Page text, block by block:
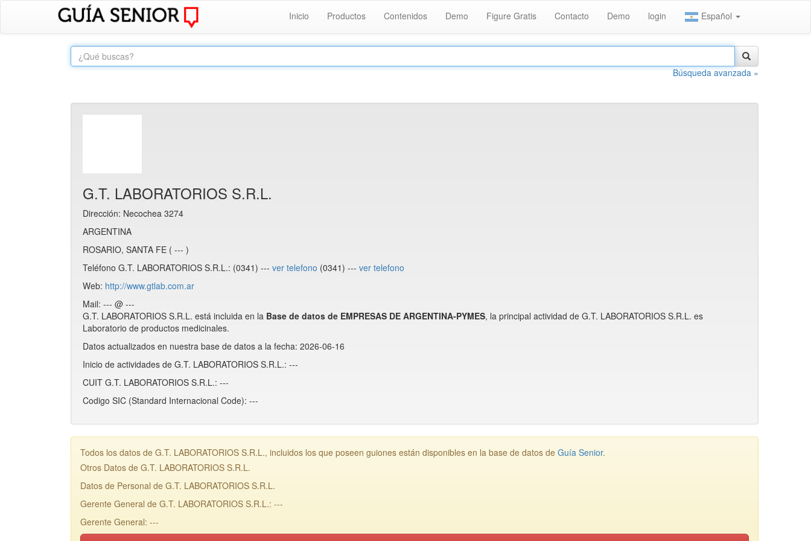
Inicio Productos Contenidos Demo Figure Gratis Contacto Demo login Español
Búsqueda avanzada »
G.T. LABORATORIOS S.R.L.
Dirección: Necochea 3274
ARGENTINA
ROSARIO, SANTA FE ( --- )
Teléfono G.T. LABORATORIOS S.R.L.: (0341) --- ver telefono (0341) --- ver telefono
Web: http://www.gtlab.com.ar
Mail: --- @ ---
G.T. LABORATORIOS S.R.L. está incluida en la Base de datos de EMPRESAS DE ARGENTINA-PYMES, la principal actividad de G.T. LABORATORIOS S.R.L. es
Laboratorio de productos medicinales.
Datos actualizados en nuestra base de datos a la fecha: 2026-06-16
Inicio de actividades de G.T. LABORATORIOS S.R.L.: ---
CUIT G.T. LABORATORIOS S.R.L.: ---
Codigo SIC (Standard Internacional Code): ---
Todos los datos de G.T. LABORATORIOS S.R.L., incluidos los que poseen guiones están disponibles en la base de datos de Guía Senior.
Otros Datos de G.T. LABORATORIOS S.R.L.
Datos de Personal de G.T. LABORATORIOS S.R.L.
Gerente General de G.T. LABORATORIOS S.R.L.: ---
Gerente General: ---